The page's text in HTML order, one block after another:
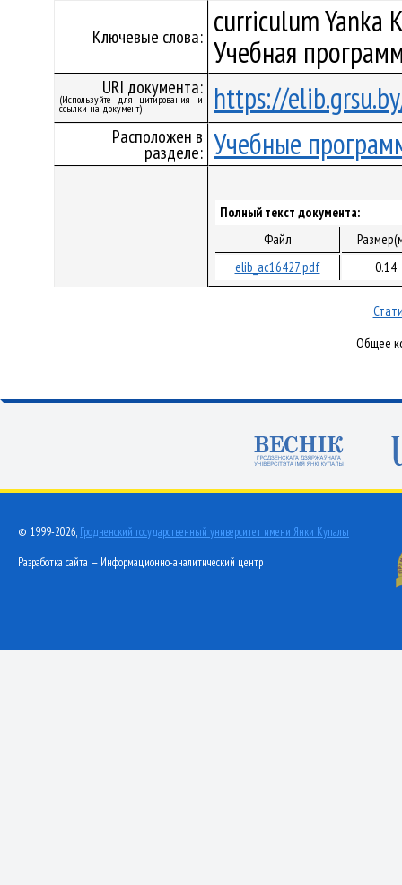
Ключевые слова: curriculum Yanka
Учебная
URI документа:
(Используйте для цитирования и
ссылки на документ) https://
Расположен в
разделе: Учебные
Полный текст документа:
Файл
elib_ac16427.pdf
0.14
Общее
© 1999-2026, Гродненский государственный университет имени Янки Купалы
Разработка сайта — Информационно-аналитический центр